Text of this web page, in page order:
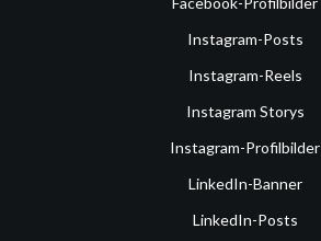
Instagram-Posts
Instagram-Reels
Instagram Storys
Instagram-Profilbilder
LinkedIn-Banner
LinkedIn-Posts